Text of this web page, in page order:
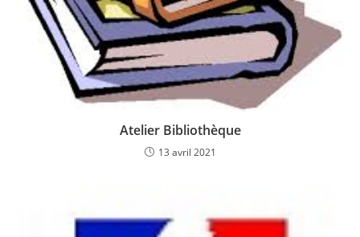
Atelier Bibliothèque
13 avril 2021